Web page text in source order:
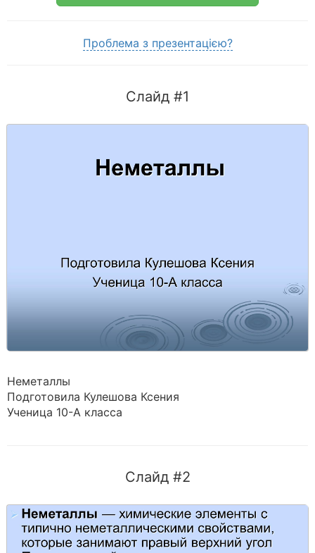
Проблема з презентацією?
Слайд #1
Неметаллы
Подготовила Кулешова Ксения
Ученица 10-А класса
Слайд #2